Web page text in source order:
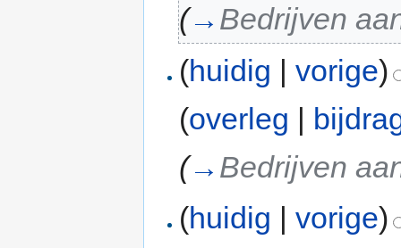
(→ Bedrijven
(huidig |vorige)
(overleg |
(→ Bedrijven
(huidig |vorige)